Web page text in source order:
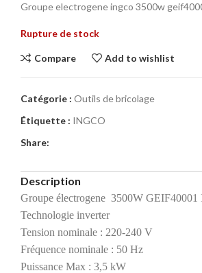
Groupe electrogene ingco 3500w
Rupture de stock
Compare Add to wishlist
Catégorie : Outils de bricolage
Étiquette : INGCO
Share:
Description
Groupe électrogene 3500W
Technologie inverter
Tension nominale : 220-240 V
Fréquence nominale : 50 Hz
Puissance Max : 3,5 kW